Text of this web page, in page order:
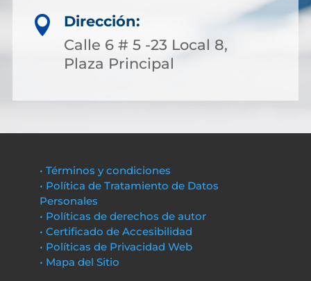

Dirección:
Calle 6 # 5 -23 Local 8,
Plaza Principal
• Términos y condiciones
• Política de Tratamiento de Datos
Personales
• Políticas de derechos de autor
• Certificado de Accesibilidad
• Políticas de Privacidad Web
• Mapa del Sitio